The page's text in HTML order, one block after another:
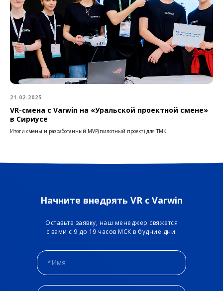
21.02.2025
VR-смена с Varwin на «Уральской проектной смене»
в Сириусе
Итоги смены и разработанный MVP(пилотный проект) для ТМК.
Начните внедрять VR с Varwin
Оставьте заявку, наш менеджер свяжется
с вами с 9 до 19 часов МСК в будние дни.